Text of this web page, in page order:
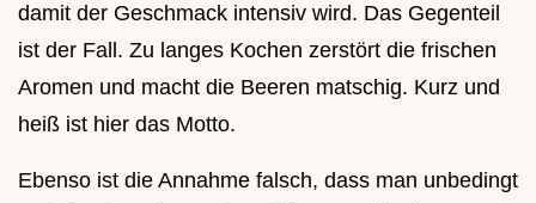
damit der Geschmack intensiv wird. Das Gegenteil
ist der Fall. Zu langes Kochen zerstört die frischen
Aromen und macht die Beeren matschig. Kurz und
heiß ist hier das Motto.
Ebenso ist die Annahme falsch, dass man unbedingt